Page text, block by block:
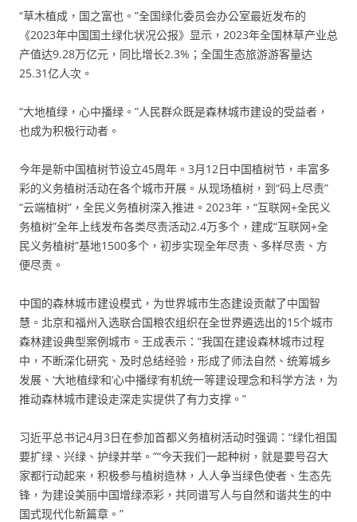
“草木植成，国之富也。”全国绿化委员会办公室最近发布的
《2023年中国国土绿化状况公报》显示，2023年全国林草产业总
产值达9.28万亿元，同比增长2.3%；全国生态旅游游客量达
25.31亿人次。
“大地植绿，心中播绿。”人民群众既是森林城市建设的受益者，
也成为积极行动者。
今年是新中国植树节设立45周年。3月12日中国植树节，丰富多
彩的义务植树活动在各个城市开展。从现场植树，到“码上尽责”
“云端植树”，全民义务植树深入推进。2023年，“互联网+全民义
务植树”全年上线发布各类尽责活动2.4万多个，建成“互联网+全
民义务植树”基地1500多个，初步实现全年尽责、多样尽责、方
便尽责。
中国的森林城市建设模式，为世界城市生态建设贡献了中国智
慧。北京和福州入选联合国粮农组织在全世界遴选出的15个城市
森林建设典型案例城市。王成表示：“我国在建设森林城市过程
中，不断深化研究、及时总结经验，形成了师法自然、统筹城乡
发展、‘大地植绿’和‘心中播绿’有机统一等建设理念和科学方法，为
推动森林城市建设走深走实提供了有力支撑。”
习近平总书记4月3日在参加首都义务植树活动时强调：“绿化祖国
要扩绿、兴绿、护绿并举。”“今天我们一起种树，就是要号召大
家都行动起来，积极参与植树造林，人人争当绿色使者、生态先
锋，为建设美丽中国增绿添彩，共同谱写人与自然和谐共生的中
国式现代化新篇章。”